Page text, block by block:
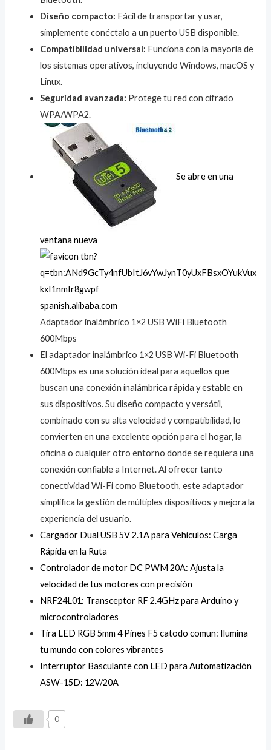
Diseño compacto: Fácil de transportar y usar,
simplemente conéctalo a un puerto USB disponible.
Compatibilidad universal: Funciona con la mayoría de
los sistemas operativos, incluyendo Windows, macOS y
Linux.
Seguridad avanzada: Protege tu red con cifrado
WPA/WPA2.
Se abre en una
ventana nueva
spanish.alibaba.com
Adaptador inalámbrico 1×2 USB WiFi Bluetooth
600Mbps
El adaptador inalámbrico 1×2 USB Wi-Fi Bluetooth
600Mbps es una solución ideal para aquellos que
buscan una conexión inalámbrica rápida y estable en
sus dispositivos. Su diseño compacto y versátil,
combinado con su alta velocidad y compatibilidad, lo
convierten en una excelente opción para el hogar, la
oficina o cualquier otro entorno donde se requiera una
conexión confiable a Internet. Al ofrecer tanto
conectividad Wi-Fi como Bluetooth, este adaptador
simplifica la gestión de múltiples dispositivos y mejora la
experiencia del usuario.
Cargador Dual USB 5V 2.1A para Vehículos: Carga
Rápida en la Ruta
Controlador de motor DC PWM 20A: Ajusta la
velocidad de tus motores con precisión
NRF24L01: Transceptor RF 2.4GHz para Arduino y
microcontroladores
Tira LED RGB 5mm 4 Pines F5 catodo comun: Ilumina
tu mundo con colores vibrantes
Interruptor Basculante con LED para Automatización
ASW-15D: 12V/20A
0